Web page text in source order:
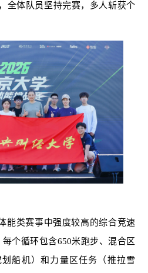
全体队员坚持完赛，多人斩获个
能类赛事中强度较高的综合竞速
个循环包含650米跑步、混合区
船机）和力量区任务（推拉雪